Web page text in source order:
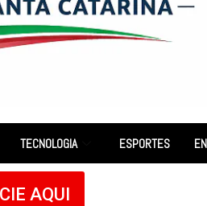
TECNOLOGIA ESPORTES
AQUI